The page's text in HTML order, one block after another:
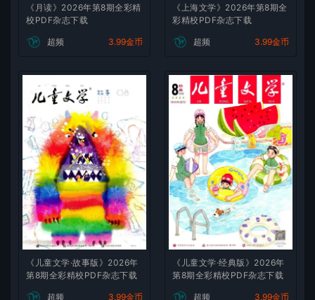
《月读》2026年第8期全彩精
校PDF杂志下载
超频 3.99金币
《上海文学》2026年第8期全
彩精校PDF杂志下载
超频 3.99金币
《儿童文学·故事版》2026年
第8期全彩精校PDF杂志下载
超频 3.99金币
《儿童文学·经典版》2026年
第8期全彩精校PDF杂志下载
超频 3.99金币